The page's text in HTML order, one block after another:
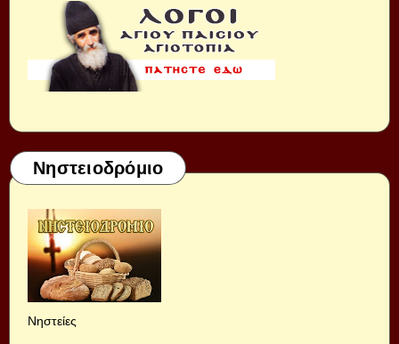
Νηστειοδρόμιο
Νηστείες